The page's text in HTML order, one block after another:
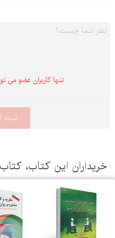
تنها كاربران عضو می
این كتاب، كتاب